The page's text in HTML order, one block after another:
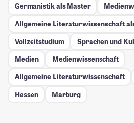
Germanistik als Master
Allgemeine Literaturwissenschaft
Vollzeitstudium
Sprachen und
Medien
Medienwissenschaft
Allgemeine Literaturwissenschaft
Hessen
Marburg